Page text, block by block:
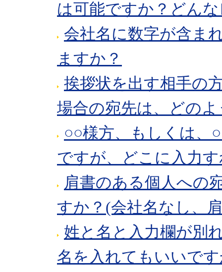
は可能ですか？どん
会社名に数字が含ま
ますか？
挨拶状を出す相手の
場合の宛先は、どの
○○様方、もしくは
ですが、どこに入力
肩書のある個人への
すか？(会社名なし、
姓と名と入力欄が別
名を入れてもいいで